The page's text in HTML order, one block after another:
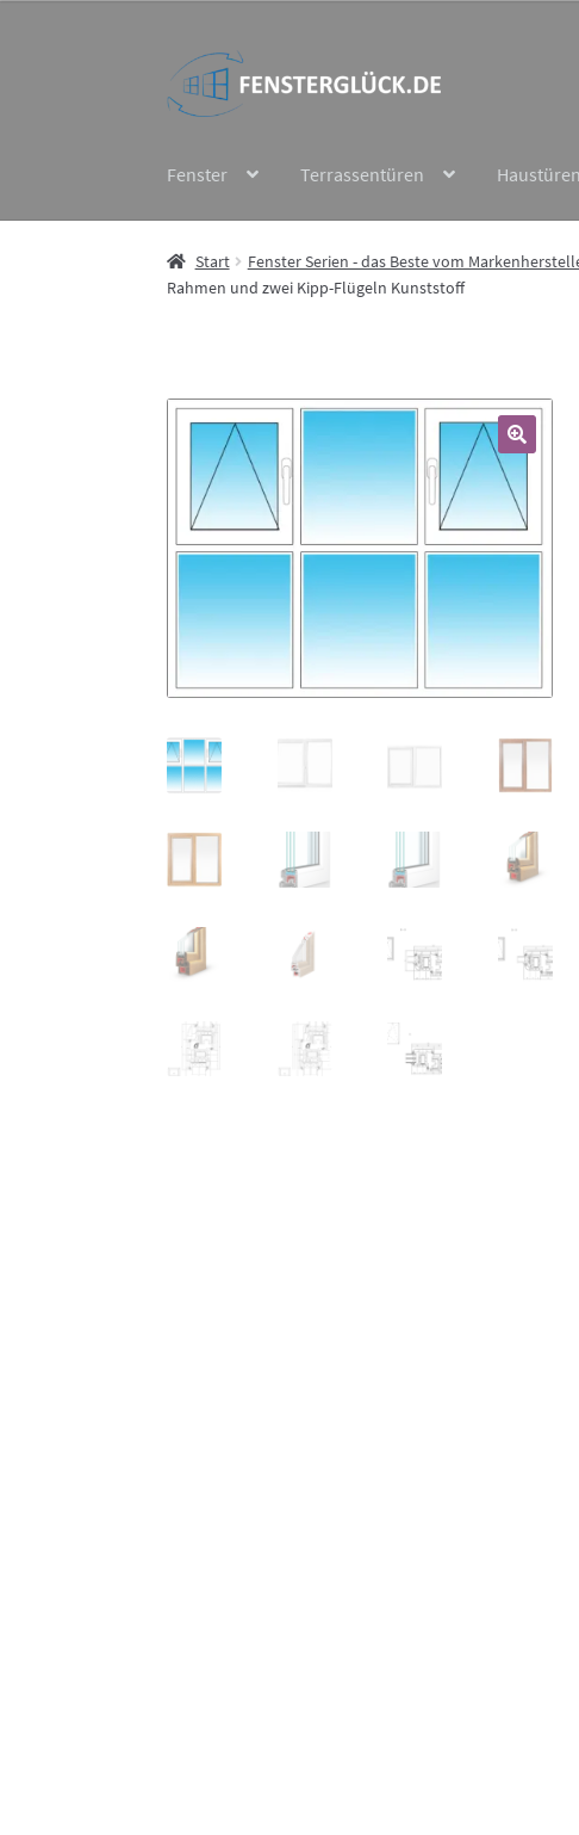
Zur
Navigation
springen
Zum
Inhalt
springen
Fenster Terrassentüren Haustüren
Start Fenster Serien - das Beste vom
Rahmen und zwei Kipp-Flügeln Kunststoff
🔍